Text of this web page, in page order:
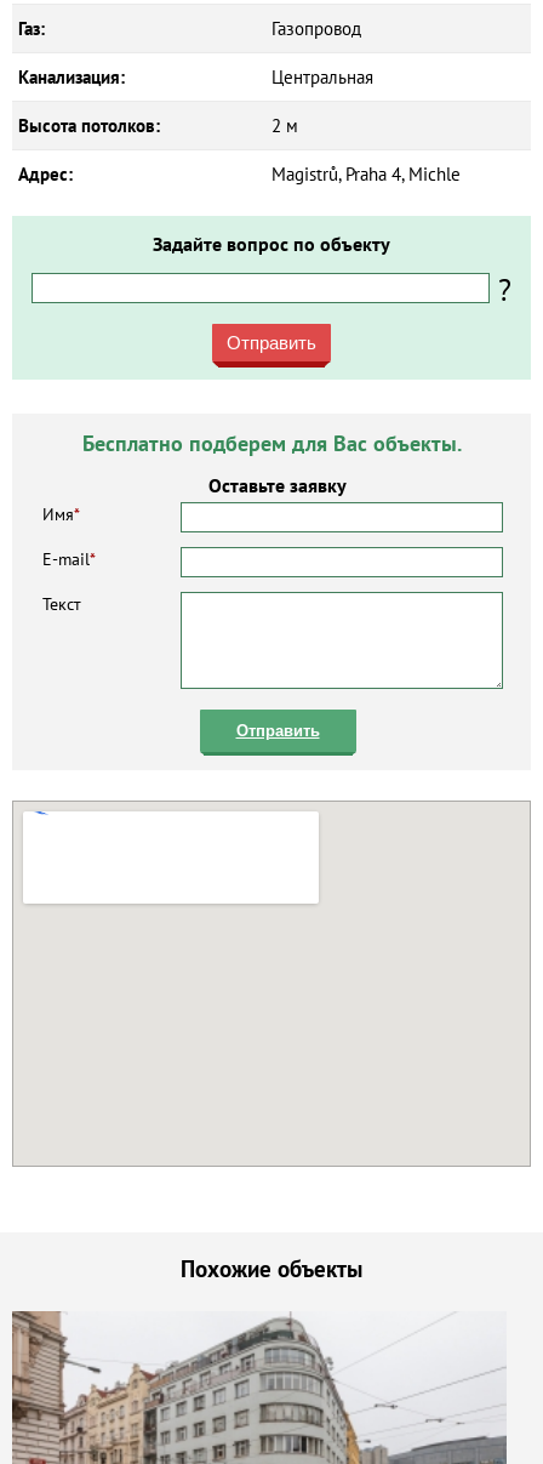
Газ: Газопровод
Канализация: Центральная
Высота потолков: 2 м
Адрес: Magistrů, Praha 4, Michle
Задайте вопрос по объекту
?
Отправить
Бесплатно подберем для Вас объекты.
Оставьте заявку
Имя*
E-mail*
Текст
Отправить
Похожие объекты